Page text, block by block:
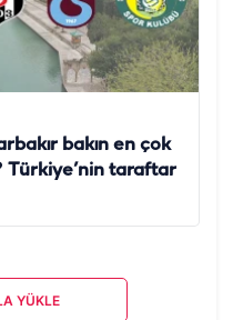
bakın en çok
Türkiye’nin taraftar
YÜKLE